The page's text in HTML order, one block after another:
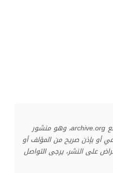
تم جلب هذا الكتاب من موقع archive.org، وهو منشور
أو بإذن صريح من المؤلف أو
على النشر، يرجى التواصل